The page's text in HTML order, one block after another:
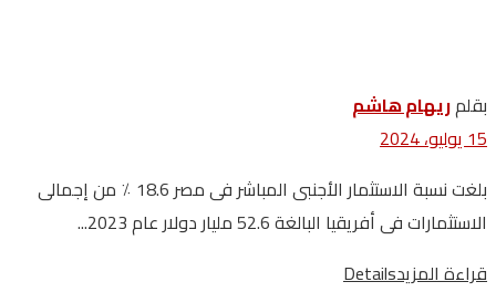
بقلمريهام هاشم
15 يوليو، 2024
بلغت نسبة الاستثمار الأجنبى المباشر فى مصر 18.6 ٪ من إجمالى
الاستثمارات فى أفريقيا البالغة 52.6 مليار دولار عام 2023...
قراءة المزيدDetails